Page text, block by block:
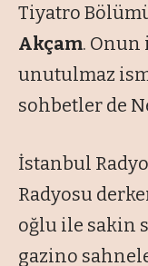
Tiyatro
Akçam.
unutulmaz
sohbetler de
İstanbul
Radyosu
oğlu ile sakin
gazino